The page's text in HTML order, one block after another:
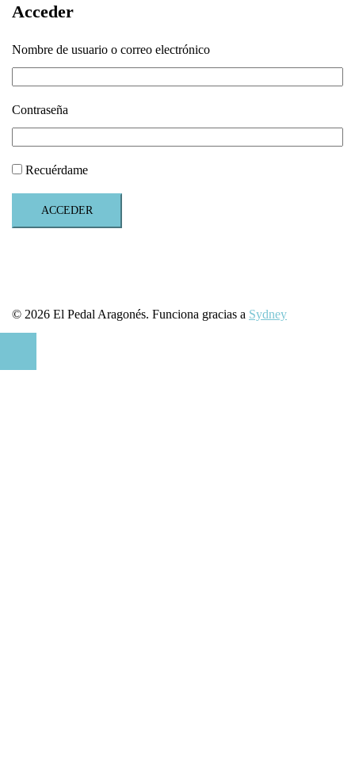
Acceder
Nombre de usuario o correo electrónico
Contraseña
Recuérdame
ACCEDER
© 2026 El Pedal Aragonés. Funciona gracias a Sydney